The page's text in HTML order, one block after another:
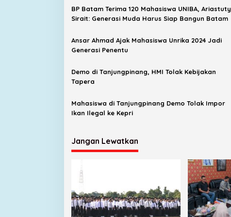
BP Batam Terima 120 Mahasiswa UNIBA, Ariastuty
Sirait: Generasi Muda Harus Siap Bangun Batam
Ansar Ahmad Ajak Mahasiswa Unrika 2024 Jadi
Generasi Penentu
Demo di Tanjungpinang, HMI Tolak Kebijakan
Tapera
Mahasiswa di Tanjungpinang Demo Tolak Impor
Ikan Ilegal ke Kepri
Jangan Lewatkan